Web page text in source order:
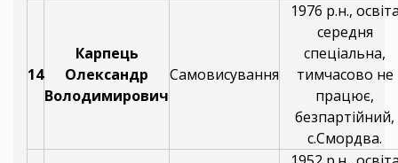
14
Карпець
Олександр
Володимирович
Самовисування
1976 р.н.,
середня
спеціальна,
тимчасово не
працює,
безпартійний,
с.Смордва.